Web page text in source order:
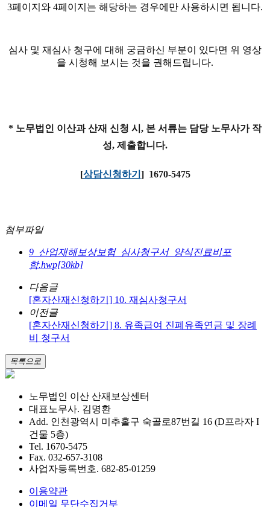
3페이지와 4페이지는 해당하는 경우에만 사용하시면 됩니다.
심사 및 재심사 청구에 대해 궁금하신 부분이 있다면 위 영상
을 시청해 보시는 것을 권해드립니다.
* 노무법인 이산과 산재 신청 시, 본 서류는 담당 노무사가 작
성, 제출합니다.
[상담신청하기 ] 1670-5475
첨부파일
9_산업재해보상보험_심사청구서_양식진료비포
함.hwp[30kb]
다음글
[혼자산재신청하기] 10. 재심사청구서
이전글
[혼자산재신청하기] 8. 유족급여 진폐유족연금 및 장례
비 청구서
목록으로
노무법인 이산 산재보상센터
대표노무사. 김명환
Add. 인천광역시 미추홀구 숙골로87번길 16 (D프라자 I
건물 5층)
Tel. 1670-5475
Fax. 032-657-3108
사업자등록번호. 682-85-01259
이용약관
이메일 무단수집거부